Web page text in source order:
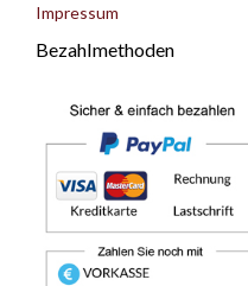
Impressum
Bezahlmethoden